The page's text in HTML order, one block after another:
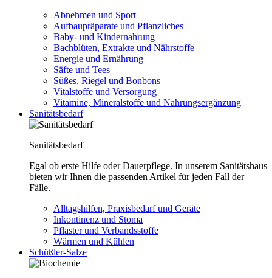
Abnehmen und Sport
Aufbaupräparate und Pflanzliches
Baby- und Kindernahrung
Bachblüten, Extrakte und Nährstoffe
Energie und Ernährung
Säfte und Tees
Süßes, Riegel und Bonbons
Vitalstoffe und Versorgung
Vitamine, Mineralstoffe und Nahrungsergänzung
Sanitätsbedarf
Sanitätsbedarf
Egal ob erste Hilfe oder Dauerpflege. In unserem Sanitätshaus
bieten wir Ihnen die passenden Artikel für jeden Fall der
Fälle.
Alltagshilfen, Praxisbedarf und Geräte
Inkontinenz und Stoma
Pflaster und Verbandsstoffe
Wärmen und Kühlen
Schüßler-Salze